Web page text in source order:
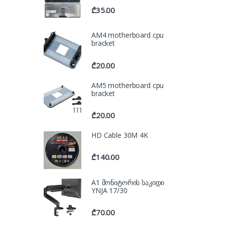
₾35.00
AM4 motherboard cpu
bracket
₾20.00
AM5 motherboard cpu
bracket
₾20.00
HD Cable 30M 4K
₾140.00
A1 მონიტორის საკიდი
YNJA 17/30
₾70.00